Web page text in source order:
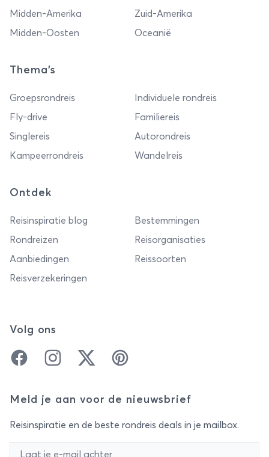
Midden-Amerika
Zuid-Amerika
Midden-Oosten
Oceanië
Thema's
Groepsrondreis
Individuele rondreis
Fly-drive
Familiereis
Singlereis
Autorondreis
Kampeerrondreis
Wandelreis
Ontdek
Reisinspiratie blog
Bestemmingen
Rondreizen
Reisorganisaties
Aanbiedingen
Reissoorten
Reisverzekeringen
Volg ons
FacebookInstagramTwitter Pinterest
Meld je aan voor de nieuwsbrief
Reisinspiratie en de beste rondreis deals in je mailbox.